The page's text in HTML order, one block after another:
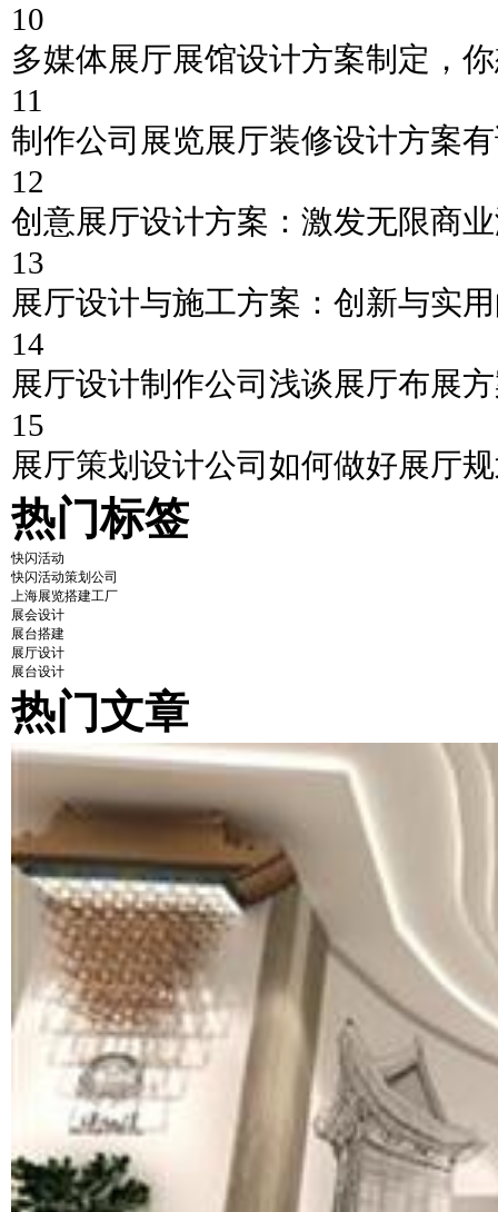
10
多媒体展厅展馆设计方案制定，
11
制作公司展览展厅装修设计方案
12
创意展厅设计方案：激发无限商
13
展厅设计与施工方案：创新与实
14
展厅设计制作公司浅谈展厅布展
15
展厅策划设计公司如何做好展厅
热门标签
快闪活动
快闪活动策划公司
上海展览搭建工厂
展会设计
展台搭建
展厅设计
展台设计
热门文章